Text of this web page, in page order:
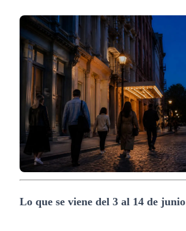
Lo que se viene del 3 al 14 de junio